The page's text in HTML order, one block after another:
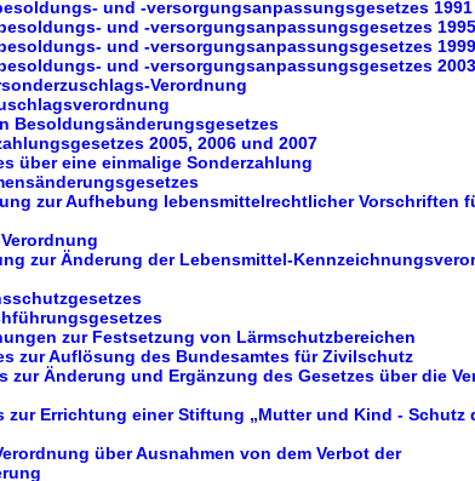
und -versorgungsanpassungsgesetzes 1991
und -versorgungsanpassungsgesetzes 1995
und -versorgungsanpassungsgesetzes 1999
und -versorgungsanpassungsgesetzes
Verordnung
Besoldungsänderungsgesetzes
2005, 2006 und 2007
über eine einmalige Sonderzahlung
zur Aufhebung lebensmittelrechtlicher Vorschriften
zur Änderung der Lebensmittel-
zur Festsetzung von Lärmschutzbereichen
zur Auflösung des Bundesamtes für Zivilschutz
zur Änderung und Ergänzung des Gesetzes über die
zur Errichtung einer Stiftung „Mutter und Kind - Schutz
über Ausnahmen von dem Verbot der